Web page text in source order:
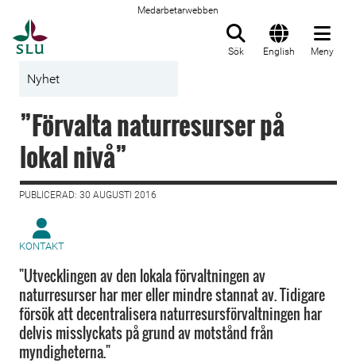
Medarbetarwebben
Sök English Meny
Nyhet
”Förvalta naturresurser på
lokal nivå”
PUBLICERAD: 30 AUGUSTI 2016
KONTAKT
"Utvecklingen av den lokala förvaltningen av
naturresurser har mer eller mindre stannat av. Tidigare
försök att decentrali­sera naturresursförvaltningen har
delvis misslyckats på grund av motstånd från
myndigheterna."